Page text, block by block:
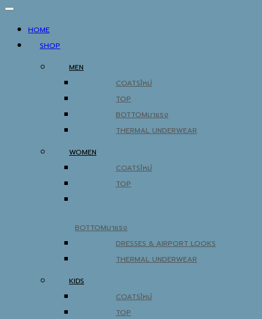
HOME
SHOP
MEN
COATS
TOP
BOTTOM
THERMAL UNDERWEAR
WOMEN
COATS
TOP
BOTTOM
DRESSES & AIRPORT LOOKS
THERMAL UNDERWEAR
KIDS
COATS
TOP